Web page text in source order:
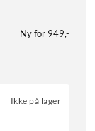
Ny for 949,-
Ikke på lager